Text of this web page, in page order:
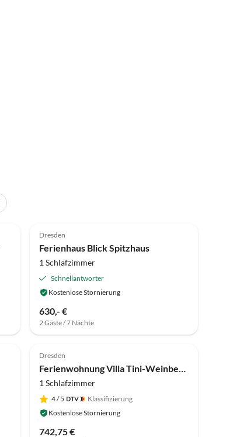
Dresden
Ferienhaus Blick Spitzhaus
1 Schlafzimmer
Schnellantworter
Kostenlose Stornierung
630,- €
2 Gäste / 7 Nächte
Dresden
Ferienwohnung Villa Tini-Weinbergblick
1 Schlafzimmer
4/ 5
Klassifizierung
Kostenlose Stornierung
742,75 €